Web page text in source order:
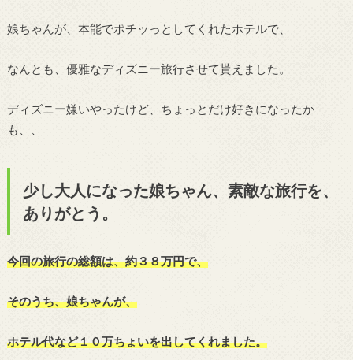
娘ちゃんが、本能でポチッっとしてくれたホテルで、
なんとも、優雅なディズニー旅行させて貰えました。
ディズニー嫌いやったけど、ちょっとだけ好きになったか
も、、
少し大人になった娘ちゃん、素敵な旅行を、
ありがとう。
今回の旅行の総額は、約３８万円で、
そのうち、娘ちゃんが、
ホテル代など１０万ちょいを出してくれました。